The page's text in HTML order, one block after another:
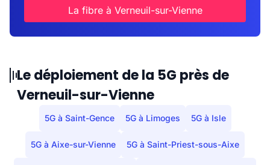
La fibre à Verneuil-sur-Vienne
Le déploiement de la 5G près de
Verneuil-sur-Vienne
5G à Saint-Gence 5G à Limoges 5G à Isle
5G à Aixe-sur-Vienne 5G à Saint-Priest-sous-Aixe